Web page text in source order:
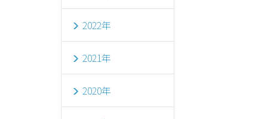
2022年
2021年
2020年